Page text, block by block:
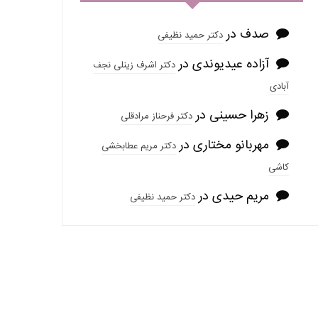
صدف دردکتر حمید نظیفی
آزاده عیدیوندی دردکتر اشرف زینلی نجف
آبادی
زهرا حسینی دردکتر فرحناز مرادقلی
مهربانو مختاری دردکتر مریم عطابخشی
کاشی
مریم حیدی دردکتر حمید نظیفی